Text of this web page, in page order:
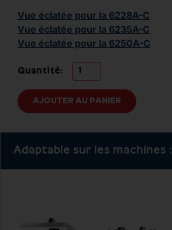
Vue éclatée pour la 6228A-C
Vue éclatée pour la 6235A-C
Vue éclatée pour la 6250A-C
Quantité:
AJOUTER AU PANIER
Adaptable sur les machines :